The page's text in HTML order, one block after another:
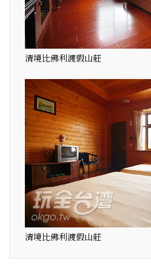
清境比佛利渡假山莊
清境比佛利渡假山莊